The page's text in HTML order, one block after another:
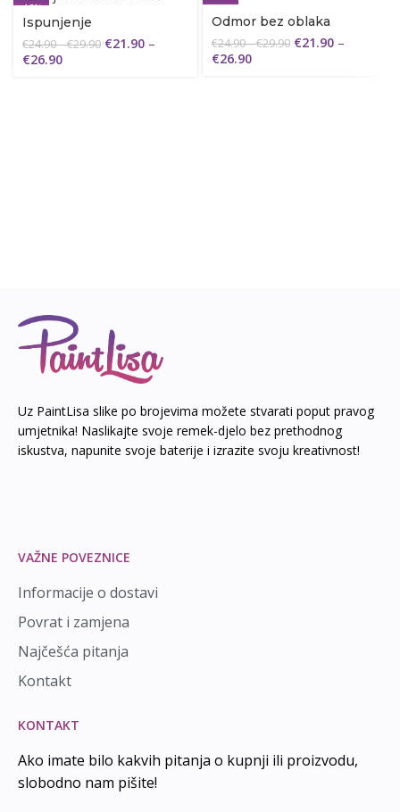
-12%
Ispunjenje
€24.90–€29.90 €21.90 –
€26.90
-12%
Odmor bez oblaka
€24.90–€29.90 €21.90 –
€26.90
Uz PaintLisa slike po brojevima možete stvarati poput pravog
umjetnika! Naslikajte svoje remek-djelo bez prethodnog
iskustva, napunite svoje baterije i izrazite svoju kreativnost!
VAŽNE POVEZNICE
Informacije o dostavi
Povrat i zamjena
Najčešća pitanja
Kontakt
KONTAKT
Ako imate bilo kakvih pitanja o kupnji ili proizvodu,
slobodno nam pišite!